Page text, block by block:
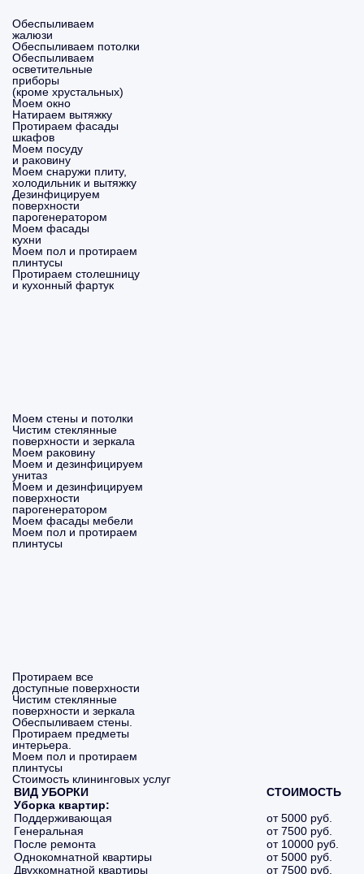
Обеспыливаем
жалюзи
Обеспыливаем потолки
Обеспыливаем
осветительные
приборы
(кроме хрустальных)
Моем окно
Натираем вытяжку
Протираем фасады
шкафов
Моем посуду
и раковину
Моем снаружи плиту,
холодильник и вытяжку
Дезинфицируем
поверхности
парогенератором
Моем фасады
кухни
Моем пол и протираем
плинтусы
Протираем столешницу
и кухонный фартук
Моем стены и потолки
Чистим стеклянные
поверхности и зеркала
Моем раковину
Моем и дезинфицируем
унитаз
Моем и дезинфицируем
поверхности
парогенератором
Моем фасады мебели
Моем пол и протираем
плинтусы
Протираем все
доступные поверхности
Чистим стеклянные
поверхности и зеркала
Обеспыливаем стены.
Протираем предметы
интерьера.
Моем пол и протираем
плинтусы
Стоимость клининговых услуг
ВИД УБОРКИ
СТОИМОСТЬ
Уборка квартир:
Поддерживающая
от 5000 руб.
Генеральная
от 7500 руб.
После ремонта
от 10000 руб.
Однокомнатной квартиры
от 5000 руб.
Двухкомнатной квартиры
от 7500 руб.